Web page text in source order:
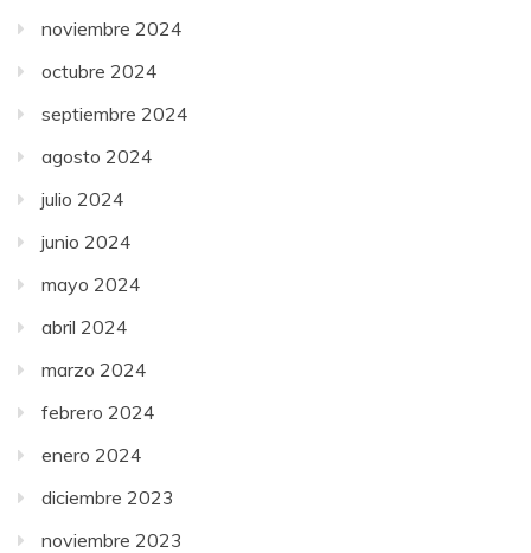
noviembre 2024
octubre 2024
septiembre 2024
agosto 2024
julio 2024
junio 2024
mayo 2024
abril 2024
marzo 2024
febrero 2024
enero 2024
diciembre 2023
noviembre 2023